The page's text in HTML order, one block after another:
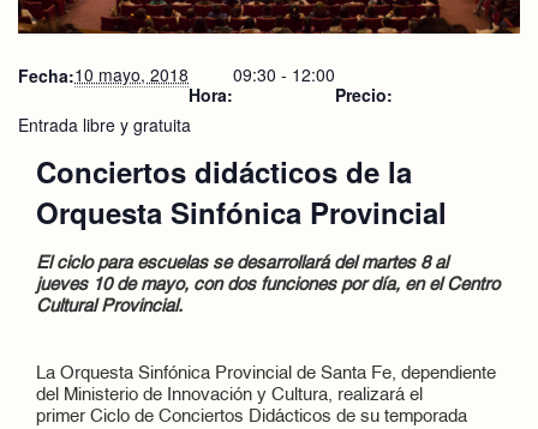
Fecha:10 mayo, 2018
Hora:
09:30 - 12:00
Precio:
Entrada libre y gratuita
Conciertos didácticos de la
Orquesta Sinfónica Provincial
El ciclo para escuelas se desarrollará del martes 8 al
jueves 10 de mayo, con dos funciones por día, en el Centro
Cultural Provincial.
La Orquesta Sinfónica Provincial de Santa Fe, dependiente
del Ministerio de Innovación y Cultura, realizará el
primer Ciclo de Conciertos Didácticos de su temporada